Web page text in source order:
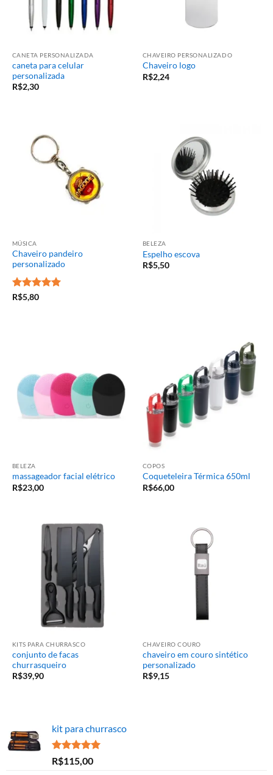
CANETA PERSONALIZADA
caneta para celular
personalizada
R$2,30
CHAVEIRO PERSONALIZADO
Chaveiro logo
R$2,24
MÚSICA
Chaveiro pandeiro
personalizado
Avaliação
R$5,80
BELEZA
Espelho escova
R$5,50
BELEZA
massageador facial elétrico
R$23,00
COPOS
Coqueteleira Térmica 650ml
R$66,00
KITS PARA CHURRASCO
conjunto de facas
churrasqueiro
R$39,90
CHAVEIRO COURO
chaveiro em couro sintético
personalizado
R$9,15
kit para churrasco
Avaliação
5.00
de 5
R$115,00